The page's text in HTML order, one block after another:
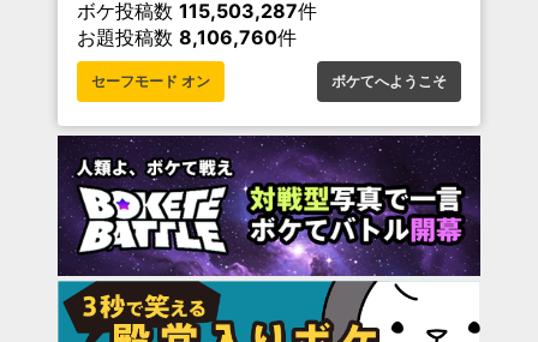
ボケ投稿数 115,503,287件
お題投稿数 8,106,760件
セーフモード オン ボケてへようこそ